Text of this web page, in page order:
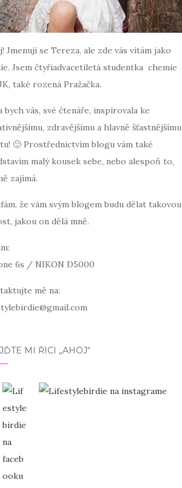
Jmenuji se Tereza, ale zde vás vítám jako
Jsem čtyřiadvacetiletá studentka chemie
také rozená Pražačka.
bych vás, své čtenáře, inspirovala ke
zdravějšímu a hlavně šťastnějšímu
🙂 Prostřednictvím blogu vám také
malý kousek sebe, nebo alespoň to,
zajímá.
že vám svým blogem budu dělat takovou
jakou on dělá mně.
6s / NIKON D5000
mě na:
MI ŘÍCI „AHOJ“